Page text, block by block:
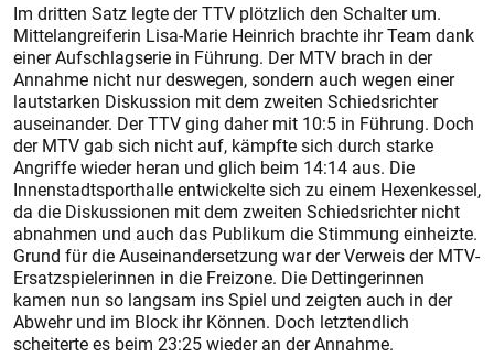
Im dritten Satz legte der TTV plötzlich den Schalter um.
Mittelangreiferin Lisa-Marie Heinrich brachte ihr Team dank
einer Aufschlagserie in Führung. Der MTV brach in der
Annahme nicht nur deswegen, sondern auch wegen einer
lautstarken Diskussion mit dem zweiten Schiedsrichter
auseinander. Der TTV ging daher mit 10:5 in Führung. Doch
der MTV gab sich nicht auf, kämpfte sich durch starke
Angriffe wieder heran und glich beim 14:14 aus. Die
Innenstadtsporthalle entwickelte sich zu einem Hexenkessel,
da die Diskussionen mit dem zweiten Schiedsrichter nicht
abnahmen und auch das Publikum die Stimmung einheizte.
Grund für die Auseinandersetzung war der Verweis der MTV-
Ersatzspielerinnen in die Freizone. Die Dettingerinnen
kamen nun so langsam ins Spiel und zeigten auch in der
Abwehr und im Block ihr Können. Doch letztendlich
scheiterte es beim 23:25 wieder an der Annahme.